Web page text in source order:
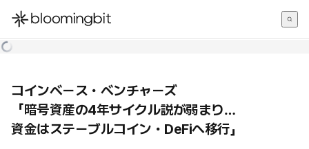
한국어
コインベース・ベンチャーズ
「暗号資産の4年サイクル説が弱まり…
資金はステーブルコイン・DeFiへ移行」